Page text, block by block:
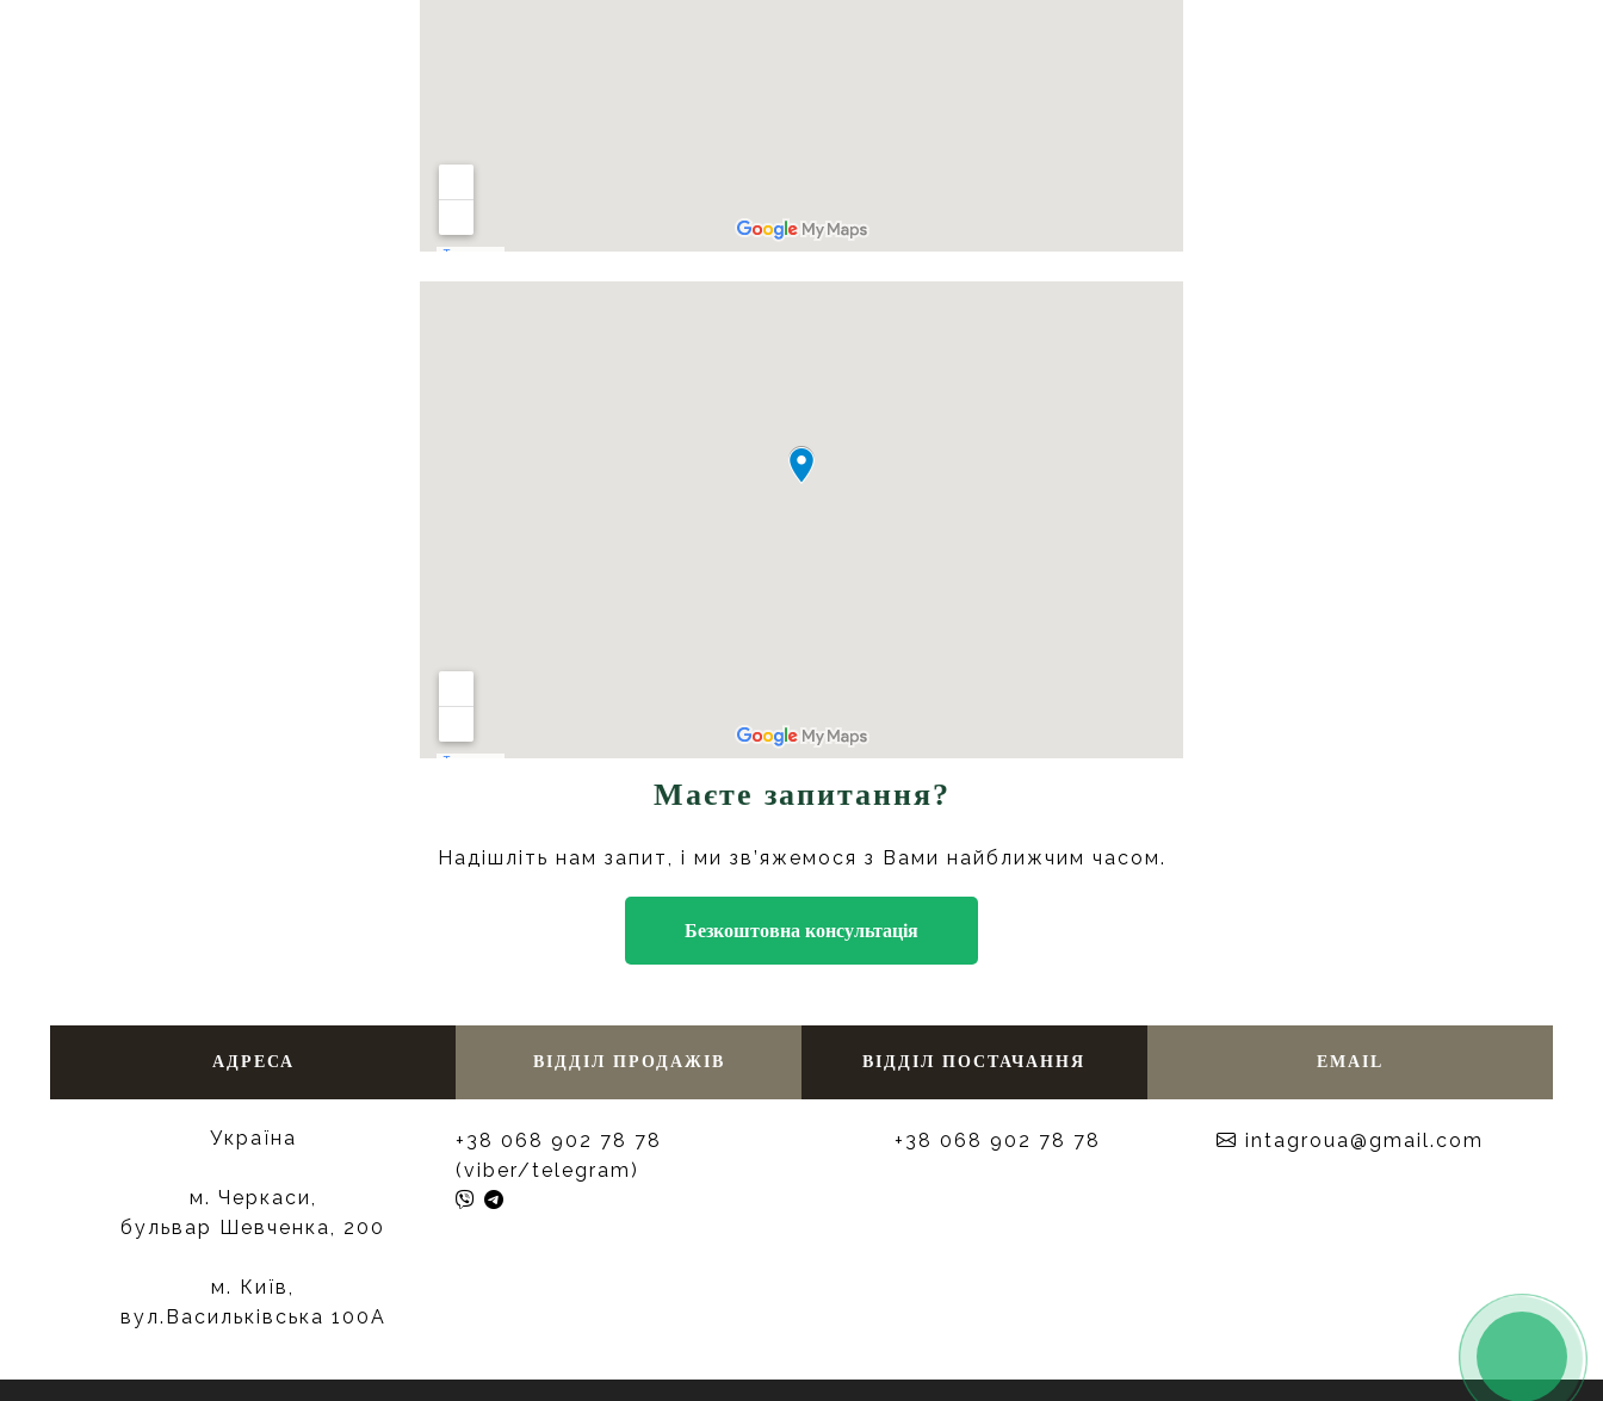
Маєте запитання?
Надішліть нам запит, і ми зв’яжемося з Вами найближчим часом.
Безкоштовна консультація
АДРЕСА
Україна
м. Черкаси,
бульвар Шевченка, 200
м. Київ,
вул.Васильківська 100А
ВІДДІЛ ПРОДАЖІВ
+38 068 902 78 78
(viber/telegram)
ВІДДІЛ ПОСТАЧАННЯ
+38 068 902 78 78
EMAIL
moc.liamg@auorgatni